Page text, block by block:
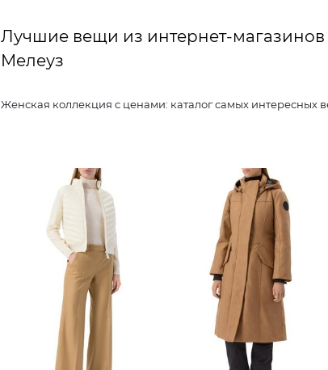
Лучшие вещи из интернет-магазинов
Мелеуз
Женская коллекция с ценами: каталог самых